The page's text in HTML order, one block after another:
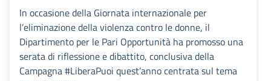
In occasione della Giornata internazionale per
l’eliminazione della violenza contro le donne, il
Dipartimento per le Pari Opportunità ha promosso una
serata di riflessione e dibattito, conclusiva della
Campagna #LiberaPuoi quest’anno centrata sul tema